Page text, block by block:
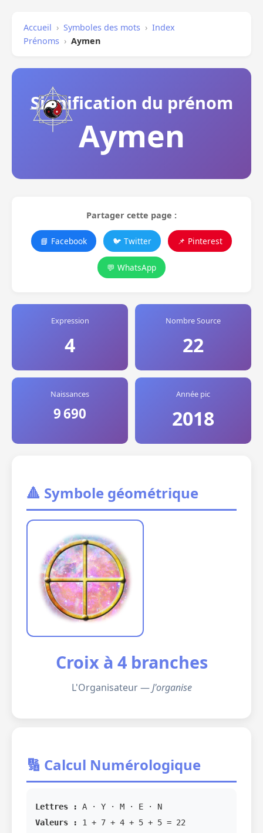
Accueil › Symboles des mots › Index
Prénoms › Aymen
Signification du prénom
Aymen
Partager cette page :
📘 Facebook 🐦 Twitter 📌 Pinterest
💬 WhatsApp
Expression
4
Nombre Source
22
Naissances
9 690
Année pic
2018
🔺 Symbole géométrique
Croix à 4 branches
L'Organisateur —J'organise
🔢 Calcul Numérologique
Lettres :
A · Y · M · E · N
Valeurs :
1 + 7 + 4 + 5 + 5 = 22